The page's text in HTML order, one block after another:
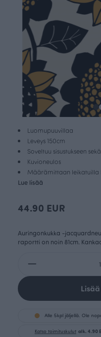
Luomupuuvillaa
Leveys 150cm
Soveltuu sisustukseen
Kuvioneulos
Määrämittaan leikatuilla
Lue lisää
44.90 EUR
Auringonkukka -
raportti on noin 81cm.
Alle 5kpl jäljellä. Ole
Katso toimituskulut alk. 4.90